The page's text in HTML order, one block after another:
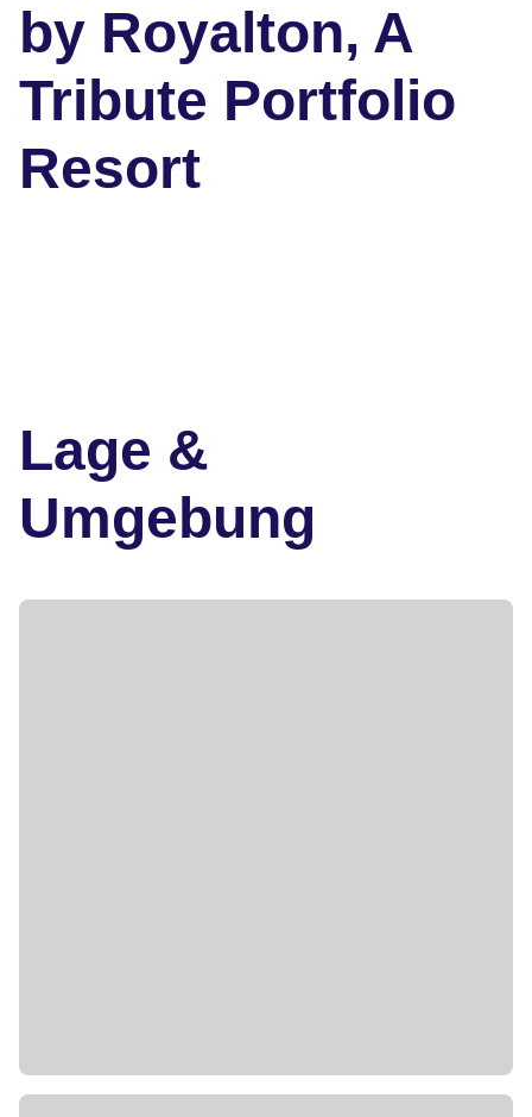
by Royalton, A
Tribute Portfolio
Resort
Lage &
Umgebung